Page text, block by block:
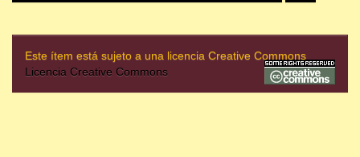
Este ítem está sujeto a una licencia Creative Commons
Licencia Creative Commons